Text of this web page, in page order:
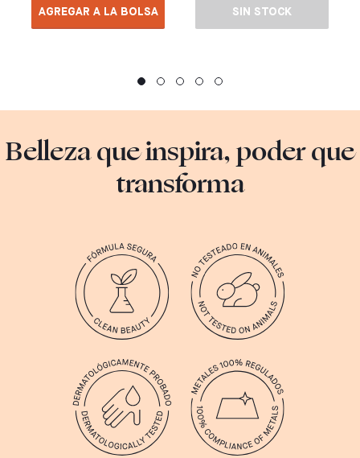
AGREGAR A LA BOLSA SIN STOCK
Belleza que inspira, poder que
transforma